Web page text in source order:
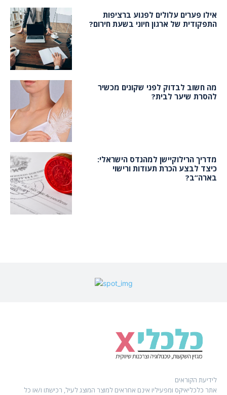
אילו פערים עלולים לפגוע ברציפות
התפקודית של ארגון חיוני בשעת חירום?
מה חשוב לבדוק לפני שקונים מכשיר
להסרת שיער לבית?
מדריך הרילוקיישן למהנדס הישראלי:
כיצד לבצע הכרת תעודות ורישוי
בארה”ב?
לידיעת הקוראים
אתר כלכליאיקס ומפעיליו אינם אחראים למוצר המוצג לעיל, רכישתו ו/או כל